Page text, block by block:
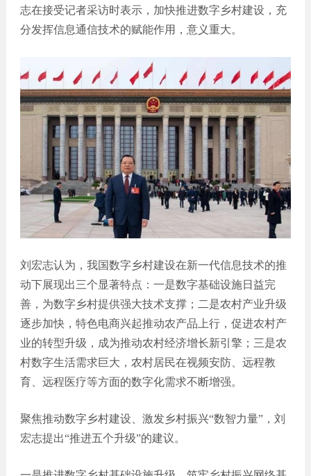
电子科
技
号开
发
小程
序
外贸
网站
400-
400-
0769-
867
志在接受记者采访时表示，加快推进数字乡村建设，充
分发挥信息通信技术的赋能作用，意义重大。
刘宏志认为，我国数字乡村建设在新一代信息技术的推
动下展现出三个显著特点：一是数字基础设施日益完
善，为数字乡村提供强大技术支撑；二是农村产业升级
逐步加快，特色电商兴起推动农产品上行，促进农村产
业的转型升级，成为推动农村经济增长新引擎；三是农
村数字生活需求巨大，农村居民在视频安防、远程教
育、远程医疗等方面的数字化需求不断增强。
聚焦推动数字乡村建设、激发乡村振兴“数智力量”，刘
宏志提出“推进五个升级”的建议。